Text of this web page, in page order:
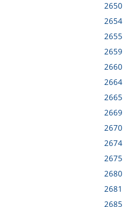
2650
2654
2655
2659
2660
2664
2665
2669
2670
2674
2675
2680
2681
2685